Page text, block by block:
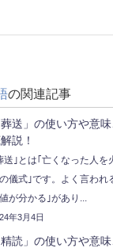
の関連記事
葬送」の使い方や意
説！
送｣とは｢亡くなった人
儀式｣です。よく言われ
が分かる｣があり...
年3月4日
精読」の使い方や意